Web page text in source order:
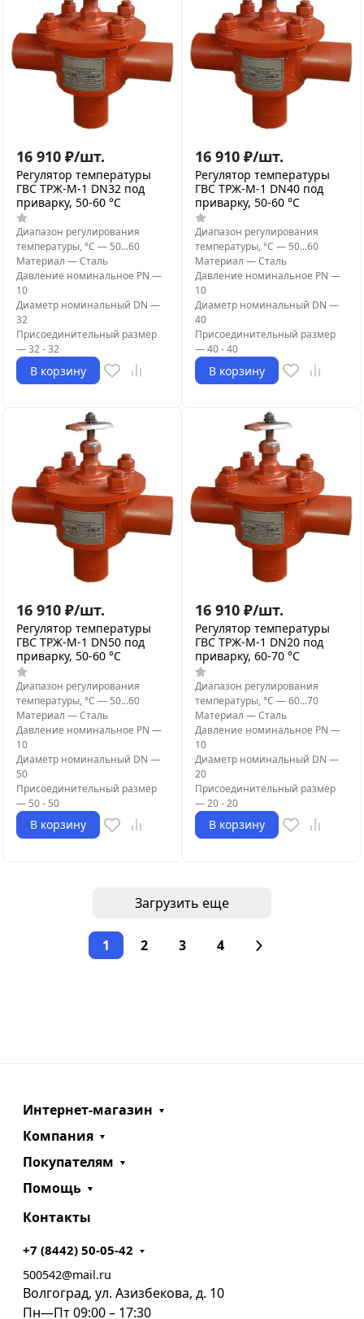
16 910 ₽/шт.
Регулятор температуры
ГВС ТРЖ-М-1 DN32 под
приварку, 50-60 °C
Диапазон регулирования
температуры, °С — 50...60
Материал —Сталь
Давление номинальное PN —
10
Диаметр номинальный DN —
32
Присоединительный размер
—32 - 32
В корзину
16 910 ₽/шт.
Регулятор температуры
ГВС ТРЖ-М-1 DN40 под
приварку, 50-60 °C
Диапазон регулирования
температуры, °С — 50...60
Материал —Сталь
Давление номинальное PN —
10
Диаметр номинальный DN —
40
Присоединительный размер
—40 - 40
В корзину
16 910 ₽/шт.
Регулятор температуры
ГВС ТРЖ-М-1 DN50 под
приварку, 50-60 °C
Диапазон регулирования
температуры, °С — 50...60
Материал —Сталь
Давление номинальное PN —
10
Диаметр номинальный DN —
50
Присоединительный размер
— 50 - 50
В корзину
16 910 ₽/шт.
Регулятор температуры
ГВС ТРЖ-М-1 DN20 под
приварку, 60-70 °C
Диапазон регулирования
температуры, °С —60...70
Материал —Сталь
Давление номинальное PN —
10
Диаметр номинальный DN —
20
Присоединительный размер
—20 - 20
В корзину
Загрузить еще
1 2 3 4
Интернет-магазин
Компания
Покупателям
Помощь
Контакты
+7 (8442) 50-05-42
500542@mail.ru
Волгоград, ул. Азизбекова, д. 10
Пн—Пт 09:00 – 17:30